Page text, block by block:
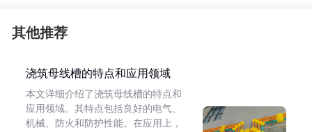
其他推荐
浇筑母线槽的特点和应用领域
本文详细介绍了浇筑母线槽的特点和
应用领域。其特点包括良好的电气、
机械、防火和防护性能。在应用上，